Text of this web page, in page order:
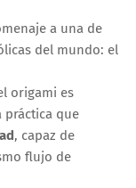
a una de
del mundo: el
origami es
práctica que
, capaz de
flujo de